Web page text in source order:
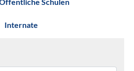
Internate